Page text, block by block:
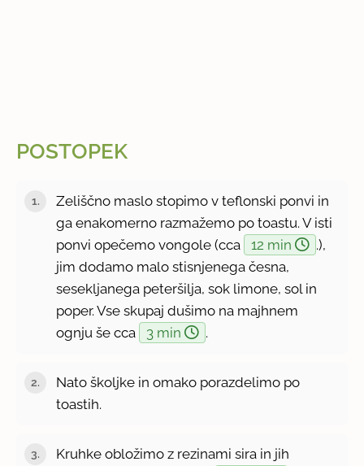
POSTOPEK
Zeliščno maslo stopimo v teflonski ponvi in
ga enakomerno razmažemo po toastu. V isti
ponvi opečemo vongole (cca
12 min
.),
jim dodamo malo stisnjenega česna,
sesekljanega peteršilja, sok limone, sol in
poper. Vse skupaj dušimo na majhnem
ognju še cca
3 min .
Nato školjke in omako porazdelimo po
toastih.
Kruhke obložimo z rezinami sira in jih